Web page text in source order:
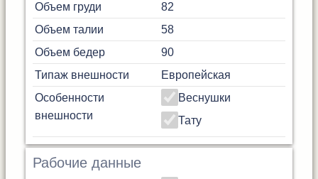
Объем груди
82
Объем талии
58
Объем бедер
90
Типаж внешности
Европейская
Особенности
внешности
Веснушки
Тату
Рабочие данные